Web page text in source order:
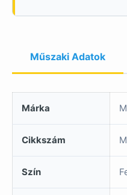
Műszaki Adatok
Márka
Cikkszám
Szín